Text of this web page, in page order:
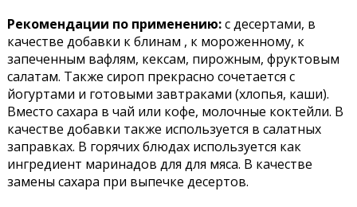
Рекомендации по применению:с десертами, в
качестве добавки к блинам , к мороженному, к
запеченным вафлям, кексам, пирожным, фруктовым
салатам. Также сироп прекрасно сочетается с
йогуртами и готовыми завтраками (хлопья, каши).
Вместо сахара в чай или кофе, молочные коктейли. В
качестве добавки также используется в салатных
заправках. В горячих блюдах используется как
ингредиент маринадов для для мяса. В качестве
замены сахара при выпечке десертов.